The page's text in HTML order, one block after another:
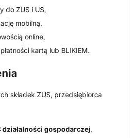
do ZUS i US,
mobilną,
online,
kartą lub BLIKIEM.
składek ZUS, przedsiębiorca
działalności gospodarczej,